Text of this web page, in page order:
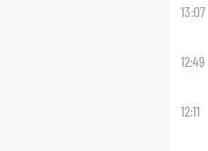
13:07
12:49
12:11